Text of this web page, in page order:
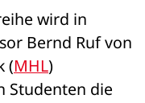
wird in
Bernd Ruf von
(MHL)
Studenten die